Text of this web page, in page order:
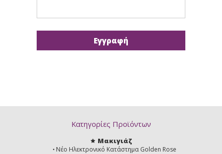
Κατηγορίες Προϊόντων
Μακιγιάζ
Νέο Ηλεκτρονικό Κατάστημα Golden Rose